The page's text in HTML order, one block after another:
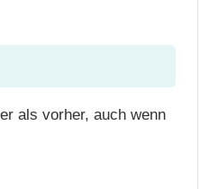
als vorher, auch wenn